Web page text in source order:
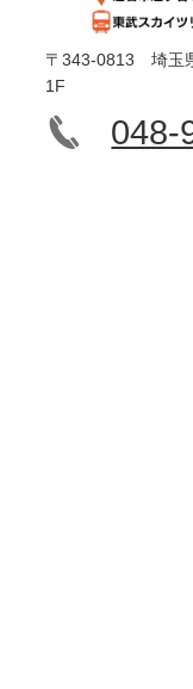
〒343-0813 埼玉
1F
048-